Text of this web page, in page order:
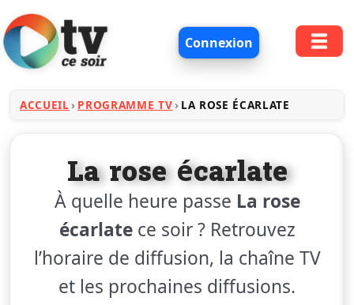
Connexion
ACCUEIL PROGRAMME TV LA ROSE ÉCARLATE
La rose écarlate
À quelle heure passe La rose
écarlatece soir ? Retrouvez
l’horaire de diffusion, la chaîne TV
et les prochaines diffusions.